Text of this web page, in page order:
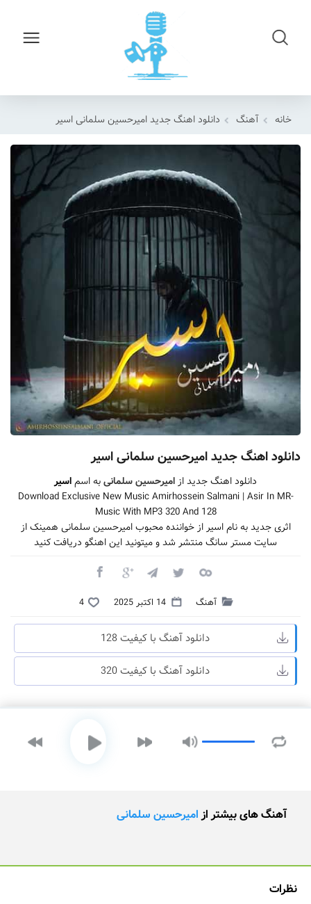
خانه آهنگ دانلود اهنگ جدید امیرحسین سلمانی اسیر
دانلود اهنگ جدید امیرحسین سلمانی اسیر
دانلود اهنگ جدید از امیرحسین سلمانیبه اسماسیر
Download Exclusive New Music Amirhossein Salmani | Asir In MR-
Music With MP3 320 And 128
اثری جدید به نام اسیر از خواننده محبوب امیرحسین سلمانی همینک از
سایت مستر سانگ منتشر شد و میتونید این اهنگو دریافت کنید
آهنگ 14 اکتبر 2025 4
دانلود آهنگ با کیفیت 128
دانلود آهنگ با کیفیت 320
آهنگ های بیشتر ازامیرحسین سلمانی
نظرات